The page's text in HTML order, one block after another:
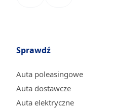
Sprawdź
Auta poleasingowe
Auta dostawcze
Auta elektryczne